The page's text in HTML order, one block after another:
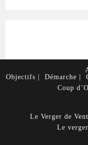
Objectifs
Démarche
Coup
Le Verger de
Le